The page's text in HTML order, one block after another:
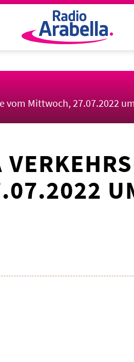
vom Mittwoch, 27.07.2022